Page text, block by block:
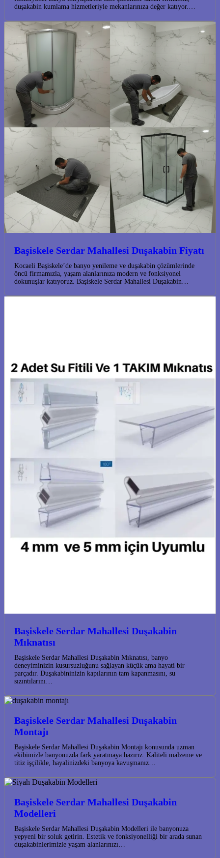
duşakabin kumlama hizmetleriyle mekanlarınıza değer katıyor.…
Başiskele Serdar Mahallesi Duşakabin Fiyatı
Kocaeli Başiskele’de banyo yenileme ve duşakabin çözümlerinde
öncü firmamızla, yaşam alanlarınıza modern ve fonksiyonel
dokunuşlar katıyoruz. Başiskele Serdar Mahallesi Duşakabin…
Başiskele Serdar Mahallesi Duşakabin
Mıknatısı
Başiskele Serdar Mahallesi Duşakabin Mıknatısı, banyo
deneyiminizin kusursuzluğunu sağlayan küçük ama hayati bir
parçadır. Duşakabininizin kapılarının tam kapanmasını, su
sızıntılarını…
Başiskele Serdar Mahallesi Duşakabin
Montajı
Başiskele Serdar Mahallesi Duşakabin Montajı konusunda uzman
ekibimizle banyonuzda fark yaratmaya hazırız. Kaliteli malzeme ve
titiz işçilikle, hayalinizdeki banyoya kavuşmanız…
Başiskele Serdar Mahallesi Duşakabin
Modelleri
Başiskele Serdar Mahallesi Duşakabin Modelleri ile banyonuza
yepyeni bir soluk getirin. Estetik ve fonksiyonelliği bir arada sunan
duşakabinlerimizle yaşam alanlarınızı…